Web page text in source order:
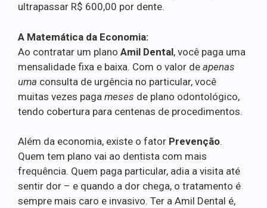
ultrapassar R$ 600,00 por dente.
A Matemática da Economia:
Ao contratar um plano Amil Dental, você paga uma
mensalidade fixa e baixa. Com o valor de apenas
uma consulta de urgência no particular, você
muitas vezes paga meses de plano odontológico,
tendo cobertura para centenas de procedimentos.
Além da economia, existe o fator Prevenção.
Quem tem plano vai ao dentista com mais
frequência. Quem paga particular, adia a visita até
sentir dor – e quando a dor chega, o tratamento é
sempre mais caro e invasivo. Ter a Amil Dental é,